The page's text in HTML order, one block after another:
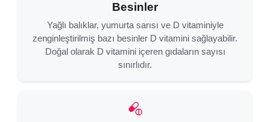
Besinler
Yağlı balıklar, yumurta sarısı ve D vitaminiyle
zenginleştirilmiş bazı besinler D vitamini sağlayabilir.
Doğal olarak D vitamini içeren gıdaların sayısı
sınırlıdır.